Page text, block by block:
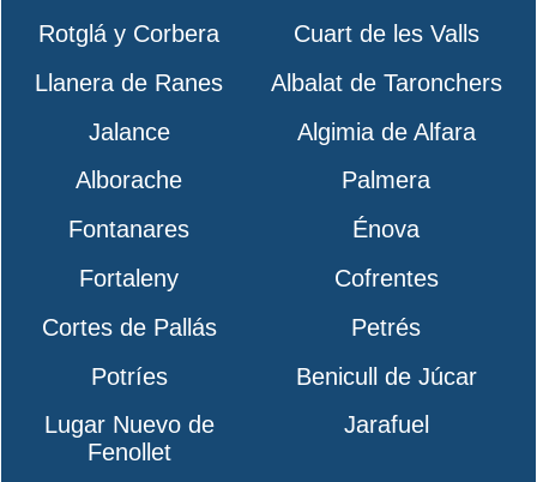
Rotglá y Corbera
Cuart de les Valls
Llanera de Ranes
Albalat de Taronchers
Jalance
Algimia de Alfara
Alborache
Palmera
Fontanares
Énova
Fortaleny
Cofrentes
Cortes de Pallás
Petrés
Potríes
Benicull de Júcar
Lugar Nuevo de
Fenollet
Jarafuel